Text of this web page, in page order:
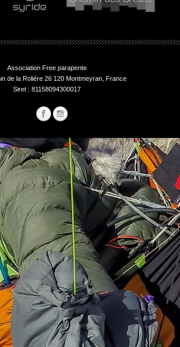
Association Free parapente
de la Roliére 26 120 Montmeyran, France
Siret : 81158094300017